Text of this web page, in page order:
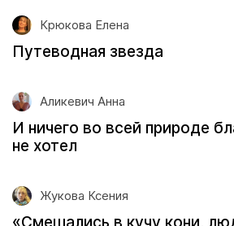
Крюкова Елена
Путеводная звезда
Аликевич Анна
И ничего во всей природе
не хотел
Жукова Ксения